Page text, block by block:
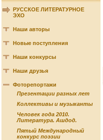
РУССКОЕ ЛИТЕРАТУРНОЕ
ЭХО
Наши авторы
Новые поступления
Наши конкурсы
Наши друзья
Фоторепортажи
Презентации разных лет
Коллективы и музыканты
Человек года 2010.
Литература. Ашдод.
Пятый Международный
конкурс поэзии